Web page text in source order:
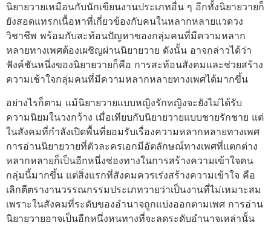
นิยายวายเหมือนกับนักเขียนงานประเภทอื่น ๆ อีกทั้งนิยายวายก็
ยังสอดแทรกเนื้อหาที่เกี่ยวข้องกับคนในหลากหลายแวดวง
วิชาชีพ พร้อมกับสะท้อนปัญหาของกลุ่มคนที่มีความหลาก
หลายทางเพศต้องเผชิญผ่านนิยายวาย ดังนั้น อาจกล่าวได้ว่า
ฟังค์ชันหนึ่งของนิยายวายก็คือ การสะท้อนสังคมและช่วยสร้าง
ความเช้าใจกลุ่มคนที่มีความหลากหลายทางเพศได้มากขึ้น
อย่างไรก็ตาม แม้นิยายวายแบบหญิงรักหญิงจะยังไม่ได้รับ
ความนิยมในวงกว้าง เมื่อเทียบกับนิยายวายแบบชายรักชาย แต่
ในสังคมที่กำลังเปิดพื้นที่ยอมรับเรื่องความหลากหลายทางเพศ
การอ่านนิยายวายที่ตัวละครเอกมีอัตลักษณ์ทางเพศที่แตกต่าง
หลากหลายก็เป็นอีกหนึ่งช่องทางในการสร้างความเข้าใจคน
กลุ่มนี้มากขึ้น แต่สิ่งแรกที่สังคมควรเร่งสร้างความเข้าใจ คือ
เลิกตีตรางานวรรณกรรมประเภทวายว่าเป็นงานที่ไม่เหมาะสม
เพราะในสังคมที่ระดับของอำนาจถูกแบ่งออกตามเพศ การอ่าน
นิยายวายอาจเป็นอีกหนึ่งหนทางที่จะลดระดับอำนาจเหล่านั้น